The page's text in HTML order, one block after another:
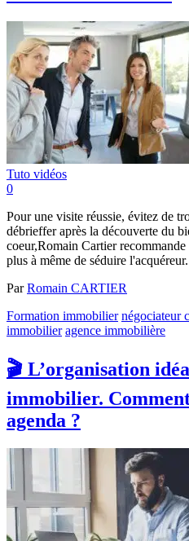
Tuto vidéos
0
Pour une visite réussie, évitez de
débrieffer après la découverte du
coeur,Romain Cartier
plus à même de séduire l'acquéreur.
ParRomain CARTIER
Formation immobilier négociateur
immobilier agence immobilière
🎬 L’organisation
immobilier.
agenda ?